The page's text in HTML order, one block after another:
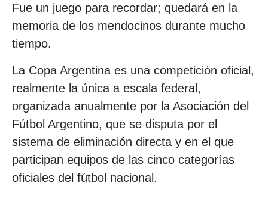
Fue un juego para recordar; quedará en la
memoria de los mendocinos durante mucho
tiempo.
La Copa Argentina es una competición oficial,
realmente la única a escala federal,
organizada anualmente por la Asociación del
Fútbol Argentino, que se disputa por el
sistema de eliminación directa y en el que
participan equipos de las cinco categorías
oficiales del fútbol nacional.